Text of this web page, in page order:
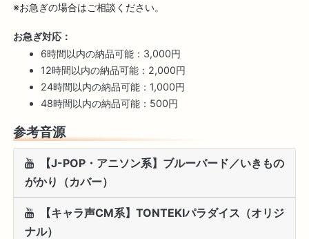
※お急ぎの場合はご相談ください。
お急ぎ対応：
6時間以内の納品可能：3,000円
12時間以内の納品可能：2,000円
24時間以内の納品可能：1,000円
48時間以内の納品可能：500円
参考音源
【J-POP・アニソン系】ブルーバード／いきもの
がかり（カバー）
【キャラ声CM系】TONTEKIパラダイス（オリジ
ナル）